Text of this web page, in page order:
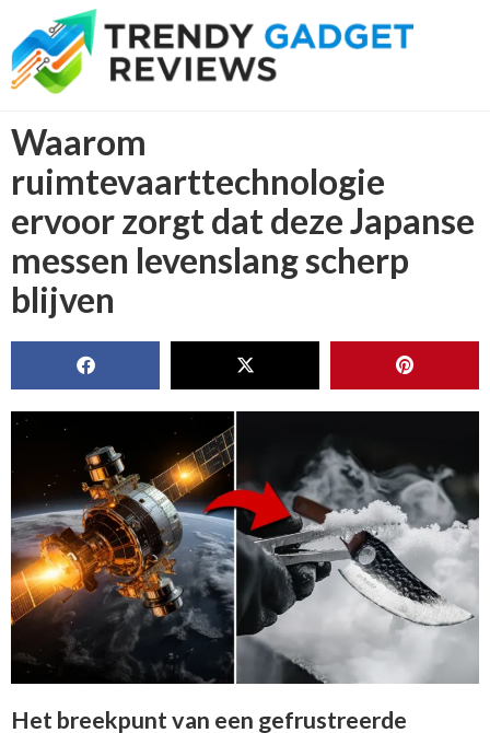
Waarom
ruimtevaarttechnologie
ervoor zorgt dat deze Japanse
messen levenslang scherp
blijven
Het breekpunt van een gefrustreerde